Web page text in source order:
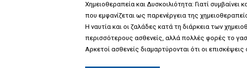
i
o
n
Χημειοθεραπεία και Δυσκοιλιότητα: Γιατί
που εμφανίζεται ως παρενέργεια της
Η ναυτία και οι ζαλάδες κατά τη διάρκεια των
περισσότερους ασθενείς, αλλά πολλές φορές το
Αρκετοί ασθενείς διαμαρτύρονται ότι οι